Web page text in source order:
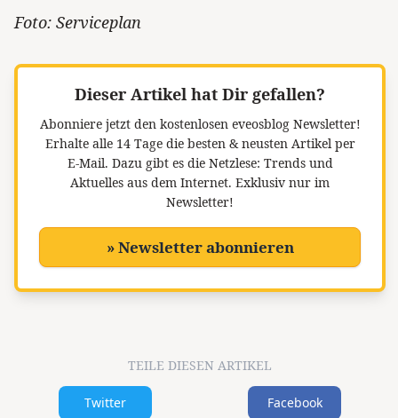
Foto: Serviceplan
Dieser Artikel hat Dir gefallen?
Abonniere jetzt den kostenlosen eveosblog Newsletter!
Erhalte alle 14 Tage die besten & neusten Artikel per
E-Mail. Dazu gibt es die Netzlese: Trends und
Aktuelles aus dem Internet. Exklusiv nur im
Newsletter!
» Newsletter abonnieren
TEILE DIESEN ARTIKEL
Twitter Facebook